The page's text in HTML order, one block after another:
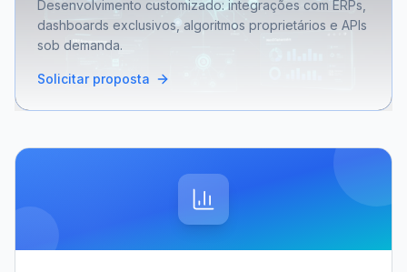
Desenvolvimento customizado: integrações com ERPs,
dashboards exclusivos, algoritmos proprietários e APIs
sob demanda.
Solicitar proposta